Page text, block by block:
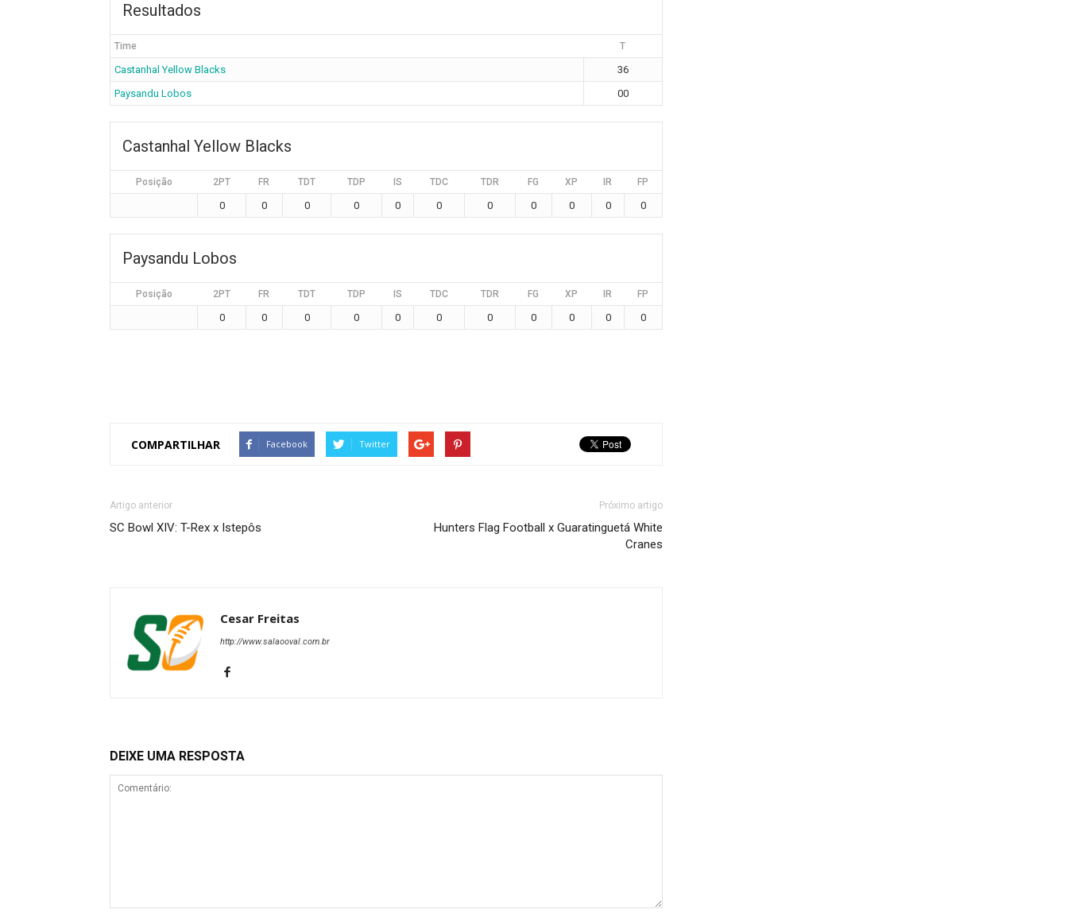
Resultados
Time T
Castanhal Yellow Blacks
36
Paysandu Lobos
00
Castanhal Yellow Blacks
Posição 2PT FR TDT TDP IS TDC TDR FG XP IR FP
0 0 0 0 0 0 0 0 0 0 0
Paysandu Lobos
Posição 2PT FR TDT TDP IS TDC TDR FG XP IR FP
0 0 0 0 0 0 0 0 0 0 0
COMPARTILHAR Facebook Twitter
Artigo anterior
SC Bowl XIV: T-Rex x Istepôs
Próximo artigo
Hunters Flag Football x Guaratinguetá White
Cranes
Cesar Freitas
http://www.salaooval.com.br
DEIXE UMA RESPOSTA